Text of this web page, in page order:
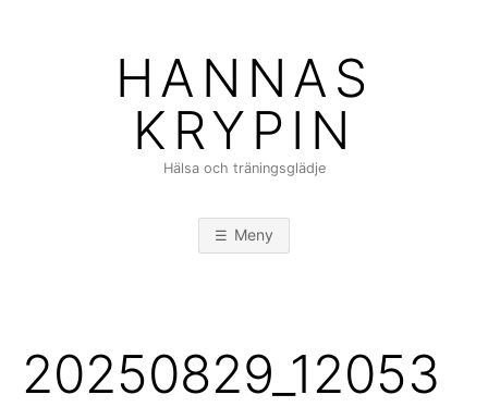
HANNAS
KRYPIN
Hälsa och träningsglädje
Meny
20250829_12053